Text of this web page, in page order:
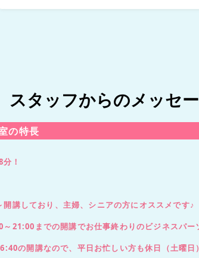
スタッフからのメッセ
の特長
！
講しており、主婦、シニアの方にオススメです♪
21:00までの開講でお仕事終わりのビジネスパー
の開講なので、平日お忙しい方も休日（土曜日